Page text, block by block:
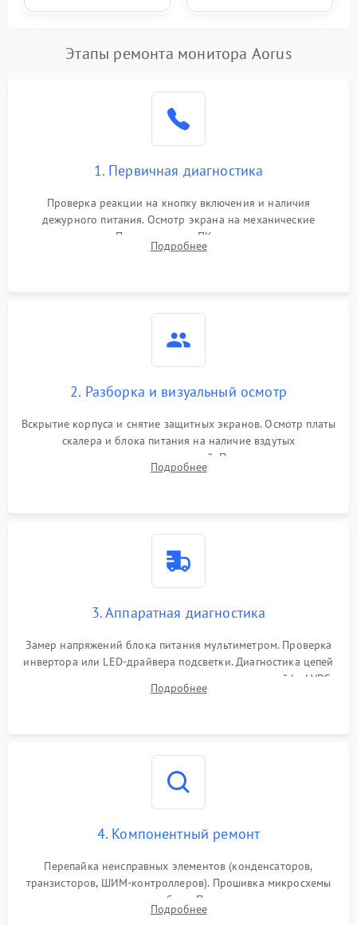
Этапы ремонта монитора Aorus
1. Первичная диагностика
Проверка реакции на кнопку включения и наличия
дежурного питания. Осмотр экрана на механические
повреждения. Подключение к ПК для оценки вывода
изображения, работы подсветки и выявления артефактов на
Подробнее
2. Разборка и визуальный осмотр
Вскрытие корпуса и снятие защитных экранов. Осмотр платы
скалера и блока питания на наличие вздутых
конденсаторов, прогаров, окислений. Проверка надежности
контактов и целостности шлейфов матрицы.
Подробнее
3. Аппаратная диагностика
Замер напряжений блока питания мультиметром. Проверка
инвертора или LED-драйвера подсветки. Диагностика цепей
питания скалера и тестирование сигналов на шлейфе LVDS
Подробнее
4. Компонентный ремонт
Перепайка неисправных элементов (конденсаторов,
транзисторов, ШИМ-контроллеров). Прошивка микросхемы
памяти при программных сбоях. При поломке подсветки —
разборка матрицы и замена выгоревших светодиодов.
Подробнее